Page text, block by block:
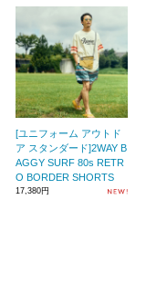
[ユニフォーム アウトド
ア スタンダード]2WAY B
AGGY SURF 80s RETR
O BORDER SHORTS
17,380円